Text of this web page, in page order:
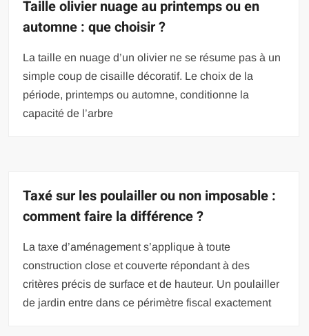
Taille olivier nuage au printemps ou en
automne : que choisir ?
La taille en nuage d’un olivier ne se résume pas à un
simple coup de cisaille décoratif. Le choix de la
période, printemps ou automne, conditionne la
capacité de l’arbre
Taxé sur les poulailler ou non imposable :
comment faire la différence ?
La taxe d’aménagement s’applique à toute
construction close et couverte répondant à des
critères précis de surface et de hauteur. Un poulailler
de jardin entre dans ce périmètre fiscal exactement